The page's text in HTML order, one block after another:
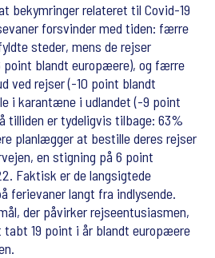
bekymringer relateret til Covid-19
forsvinder med tiden: færre
steder, mens de rejser
point blandt europæere), og færre
ved rejser (-10 point blandt
i karantæne i udlandet (-9 point
tilliden er tydeligvis tilbage: 63%
planlægger at bestille deres rejser
en stigning på 6 point
Faktisk er de langsigtede
ferievaner langt fra indlysende.
der påvirker rejseentusiasmen,
tabt 19 point i år blandt europæere